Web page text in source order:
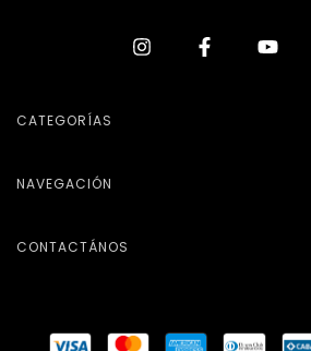
CATEGORÍAS
NAVEGACIÓN
CONTACTÁNOS